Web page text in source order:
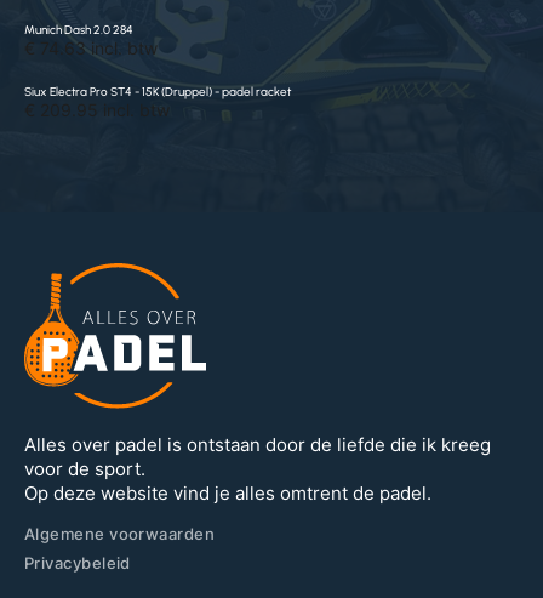
Munich Dash 2.0 284
€ 74.63 incl. btw
Siux Electra Pro ST4 - 15K (Druppel) - padel racket
€ 209.95 incl. btw
Alles over padel is ontstaan door de liefde die ik kreeg
voor de sport.
Op deze website vind je alles omtrent de padel.
Algemene voorwaarden
Privacybeleid